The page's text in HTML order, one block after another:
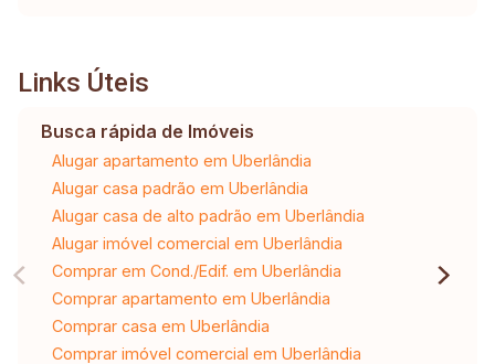
Links Úteis
Busca rápida de Imóveis
Alugar apartamento em Uberlândia
Alugar casa padrão em Uberlândia
Alugar casa de alto padrão em Uberlândia
Alugar imóvel comercial em Uberlândia
Comprar em Cond./Edif. em Uberlândia
Comprar apartamento em Uberlândia
Comprar casa em Uberlândia
Comprar imóvel comercial em Uberlândia